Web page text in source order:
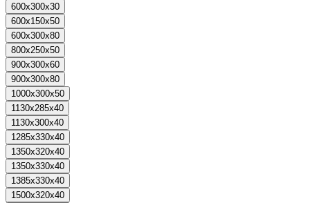
600x300x30
600х150х50
600х300х80
800х250х50
900х300х60
900х300х80
1000x300x50
1130x285x40
1130x300x40
1285x330x40
1350x320x40
1350x330x40
1385x330x40
1500x320x40